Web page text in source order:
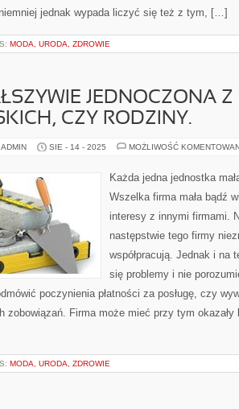
jednak wypada liczyć się też z tym, […]
MODA, URODA, ZDROWIE
JEDNOCZONA
CZY RODZINY.
SIE - 14 - 2025 MOŻLIWOŚĆ
Każda jedna jednostka
Wszelka firma mała bądź
interesy z innymi firmami.
następstwie tego firmy
współpracują. Jednak i na
się problemy i nie
poczynienia płatności za posługę, czy
zobowiązań. Firma może mieć przy tym okazały
MODA, URODA, ZDROWIE